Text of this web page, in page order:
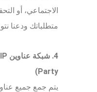
الاجتماعي، أو
متطلباتك ودعنا
Party)